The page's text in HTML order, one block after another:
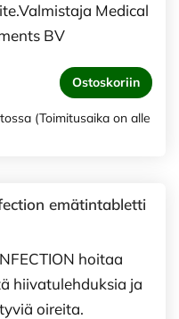
Medical
BV
Ostoskoriin
(Toimitusaika on alle
emätintabletti
hoitaa
hiivatulehduksia ja
oireita.